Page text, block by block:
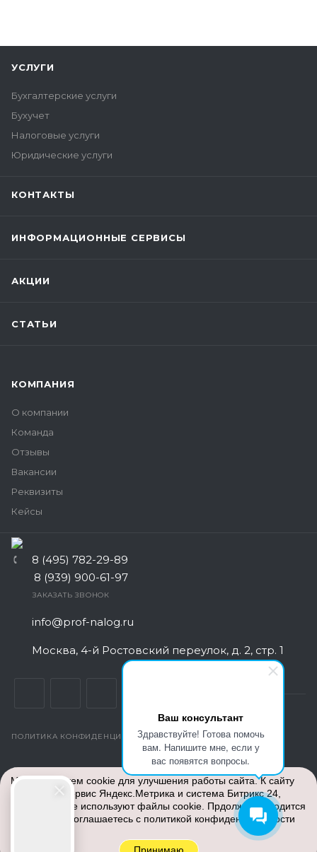
Ваш консультант
Здравствуйте! Готова помочь
вам. Напишите мне, если у
вас появятся вопросы.
УСЛУГИ
Бухгалтерские услуги
Бухучет
Налоговые услуги
Юридические услуги
КОНТАКТЫ
ИНФОРМАЦИОННЫЕ СЕРВИСЫ
АКЦИИ
СТАТЬИ
КОМПАНИЯ
О компании
Команда
Отзывы
Вакансии
Реквизиты
Кейсы
8 (495) 782-29-89
8 (939) 900-61-97
ЗАКАЗАТЬ ЗВОНОК
info@prof-nalog.ru
Москва, 4-й Ростовский переулок, д. 2, стр. 1
ПОЛИТИКА КОНФИДЕНЦИАЛЬНОСТИ
© Все права защищены. 2026
обслуживания- аутсорсинг бух услуг для ИП и ООО
недорого. Работаем по всей России: Москва и Московская
область, Санкт-Петербург, Екатеринбург, Тверь, Белгород,
Краснодар, Красноярск, Владивосток, Пермь, Казань, Уфа,
Новосибирск, Самара, Сочи, Нижний Новгород, Челябинск,
Омск, Воронеж, Волгоград, Мариуполь, Донецк.
Мы используем cookie для улучшения работы сайта. К сайту
подключен сервис Яндекс.Метрика и система Битрикс 24,
которые также используют файлы cookie. Прдолжая находится
на сайте вы соглашаетесь с политикой конфиденциальности